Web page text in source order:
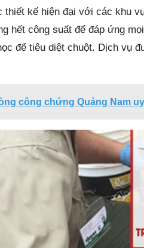
thiết kế hiện đại với các khu
hết công suất để đáp ứng
để tiêu diệt chuột. Dịch vụ
công chứng Quảng Nam